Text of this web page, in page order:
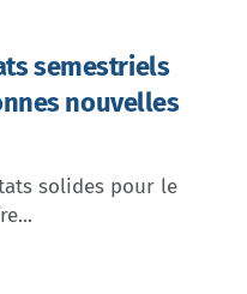
semestriels
nouvelles
solides pour le